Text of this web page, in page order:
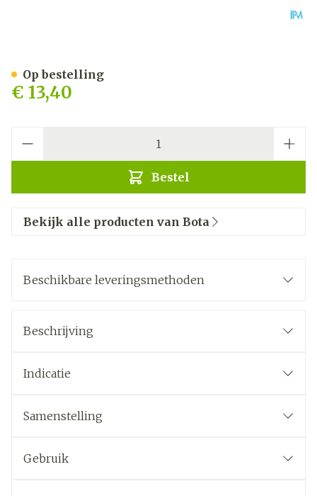
€ 13,40
Bestel
Op bestelling
Bekijk alle producten van Bota
Beschikbare leveringsmethoden
Beschrijving
Indicatie
Samenstelling
Gebruik